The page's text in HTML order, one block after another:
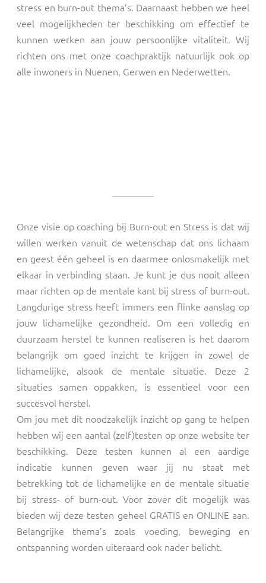
stress en burn-out thema’s. Daarnaast hebben we heel
veel mogelijkheden ter beschikking om effectief te
kunnen werken aan jouw persoonlijke vitaliteit. Wij
richten ons met onze coachpraktijk natuurlijk ook op
alle inwoners in Nuenen, Gerwen en Nederwetten.
Onze visie op coaching bij Burn-out en Stress is dat wij
willen werken vanuit de wetenschap dat ons lichaam
en geest één geheel is en daarmee onlosmakelijk met
elkaar in verbinding staan. Je kunt je dus nooit alleen
maar richten op de mentale kant bij stress of burn-out.
Langdurige stress heeft immers een flinke aanslag op
jouw lichamelijke gezondheid. Om een volledig en
duurzaam herstel te kunnen realiseren is het daarom
belangrijk om goed inzicht te krijgen in zowel de
lichamelijke, alsook de mentale situatie. Deze 2
situaties samen oppakken, is essentieel voor een
succesvol herstel.
Om jou met dit noodzakelijk inzicht op gang te helpen
hebben wij een aantal (zelf)testen op onze website ter
beschikking. Deze testen kunnen al een aardige
indicatie kunnen geven waar jij nu staat met
betrekking tot de lichamelijke en de mentale situatie
bij stress- of burn-out. Voor zover dit mogelijk was
bieden wij deze testen geheel GRATIS en ONLINE aan.
Belangrijke thema’s zoals voeding, beweging en
ontspanning worden uiteraard ook nader belicht.